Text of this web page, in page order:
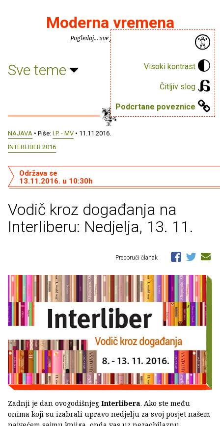
Visoki kontrast
Čitljiv slog
Podcrtane poveznice
Moderna vremena
Pogledaj... sve je puno knjiga.
Sve teme
NAJAVA • Piše: I.P. - MV • 11.11.2016.
INTERLIBER 2016
Vodič kroz događanja na
Interliberu: Nedjelja, 13. 11.
Održava se
13.11.2016. u 10:30h
Preporuči članak
Zadnji je dan ovogodišnjeg Interlibera. Ako ste među
onima koji su izabrali upravo nedjelju za svoj posjet našem